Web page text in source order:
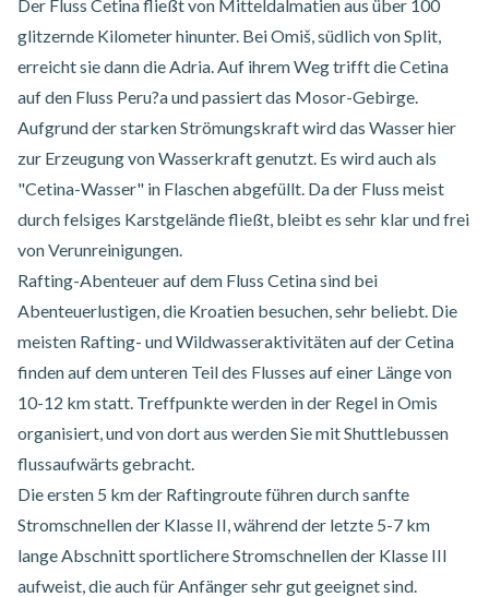
Der Fluss Cetina fließt von Mitteldalmatien aus über 100
glitzernde Kilometer hinunter. Bei Omiš, südlich von Split,
erreicht sie dann die Adria. Auf ihrem Weg trifft die Cetina
auf den Fluss Peru?a und passiert das Mosor-Gebirge.
Aufgrund der starken Strömungskraft wird das Wasser hier
zur Erzeugung von Wasserkraft genutzt. Es wird auch als
"Cetina-Wasser" in Flaschen abgefüllt. Da der Fluss meist
durch felsiges Karstgelände fließt, bleibt es sehr klar und frei
von Verunreinigungen.
Rafting-Abenteuer auf dem Fluss Cetinasind bei
Abenteuerlustigen, die Kroatien besuchen, sehr beliebt. Die
meisten Rafting- und Wildwasseraktivitäten auf der Cetina
finden auf dem unteren Teil des Flusses auf einer Länge von
10-12 km statt. Treffpunkte werden in der Regel in Omis
organisiert, und von dort aus werden Sie mit Shuttlebussen
flussaufwärts gebracht.
Die ersten 5 km der Raftingroute führen durch sanfte
Stromschnellen der Klasse II, während der letzte 5-7 km
lange Abschnitt sportlichere Stromschnellen der Klasse III
aufweist, die auch für Anfänger sehr gut geeignet sind.